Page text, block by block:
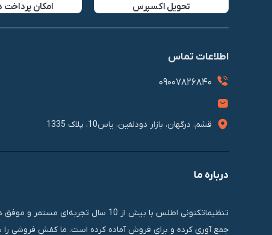
تحویل اکسپرس امکان
اطلاعات تماس
09007826840
قشم، درگهان، بازار دودلفین، یاس10، پلاک 1335
درباره ما
تنظیماتکتونی اطلس با بیش از 10
جمع آوری کرده و برای فروش آماده کرده است. ما کفش فروشی